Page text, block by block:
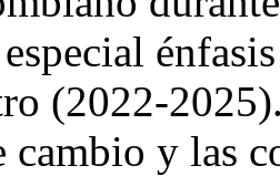
(2022-
cambio y las